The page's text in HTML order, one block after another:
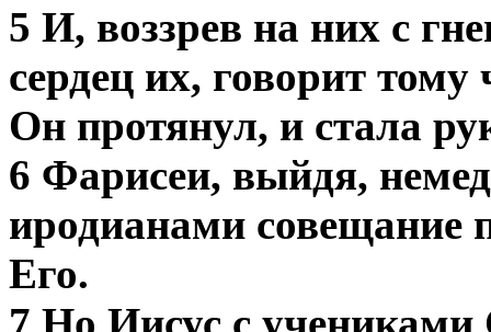
5 И, воззрев на них с
сердец их, говорит
Он протянул, и стала
6 Фарисеи, выйдя,
иродианами совещание
Его.
7 Но Иисус с